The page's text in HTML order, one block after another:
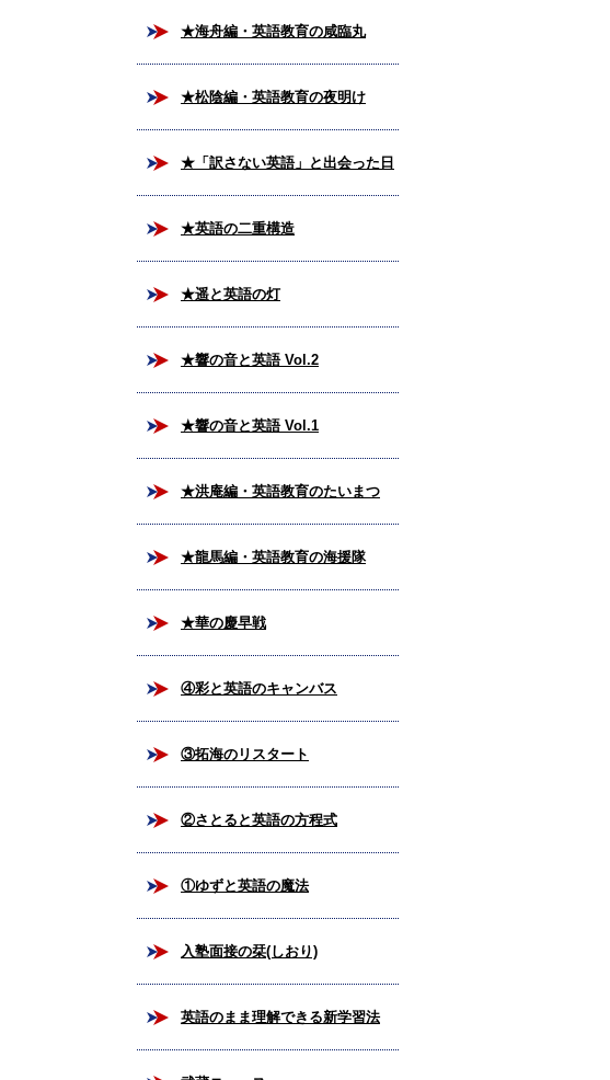
★海舟編・英語教育の咸臨丸
★松陰編・英語教育の夜明け
★「訳さない英語」と出会った日
★英語の二重構造
★遥と英語の灯
★響の音と英語 Vol.2
★響の音と英語 Vol.1
★洪庵編・英語教育のたいまつ
★龍馬編・英語教育の海援隊
★華の慶早戦
④彩と英語のキャンバス
③拓海のリスタート
②さとると英語の方程式
①ゆずと英語の魔法
入塾面接の栞(しおり)
英語のまま理解できる新学習法